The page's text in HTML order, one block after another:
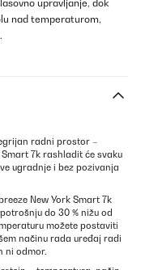
upravljanje, dok
nad temperaturom,
radni prostor –
7k rashladit će svaku
ugradnje i bez pozivanja
New York Smart 7k
do 30 % nižu od
možete postaviti
načinu rada uređaj radi
ni odmor.